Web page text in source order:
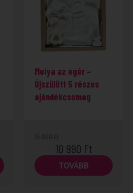
Meiya az egér –
Újszülött 5 részes
ajándékcsomag
10 990 Ft
TOVÁBB